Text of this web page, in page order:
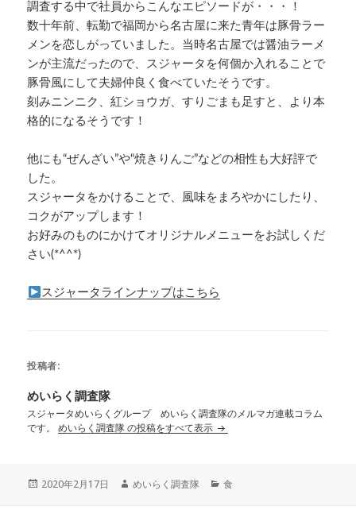
調査する中で社員からこんなエピソードが・・・！
数十年前、転勤で福岡から名古屋に来た青年は豚骨ラー
メンを恋しがっていました。当時名古屋では醤油ラーメ
ンが主流だったので、スジャータを何個か入れることで
豚骨風にして夫婦仲良く食べていたそうです。
刻みニンニク、紅ショウガ、すりごまも足すと、より本
格的になるそうです！
他にも“ぜんざい”や“焼きりんご”などの相性も大好評で
した。
スジャータをかけることで、風味をまろやかにしたり、
コクがアップします！
お好みのものにかけてオリジナルメニューをお試しくだ
さい(*^^*)
スジャータラインナップはこちら
投稿者:
めいらく調査隊
スジャータめいらくグループ めいらく調査隊のメルマガ連載コラム
です。めいらく調査隊 の投稿をすべて表示
投
2020年2月17日
作
めいらく調査隊
カ
食